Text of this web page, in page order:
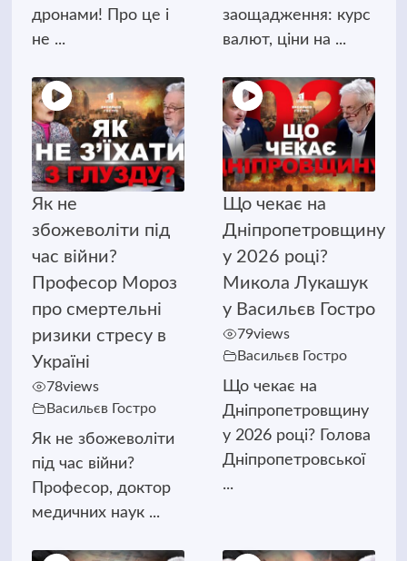
дронами! Про це і
не ...
заощадження: курс
валют, ціни на ...
Як не
збожеволіти під
час війни?
Професор Мороз
про смертельні
ризики стресу в
Україні
78views
Васильєв Гостро
Як не збожеволіти
під час війни?
Професор, доктор
медичних наук ...
Що чекає на
Дніпропетровщину
у 2026 році?
Микола Лукашук
у Васильєв Гостро
79views
Васильєв Гостро
Що чекає на
Дніпропетровщину
у 2026 році? Голова
Дніпропетровської
...